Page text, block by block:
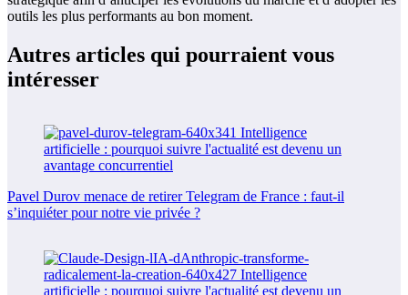
outils les plus performants au bon moment.
Autres articles qui pourraient vous
intéresser
Pavel Durov menace de retirer Telegram de France : faut-il
s’inquiéter pour notre vie privée ?